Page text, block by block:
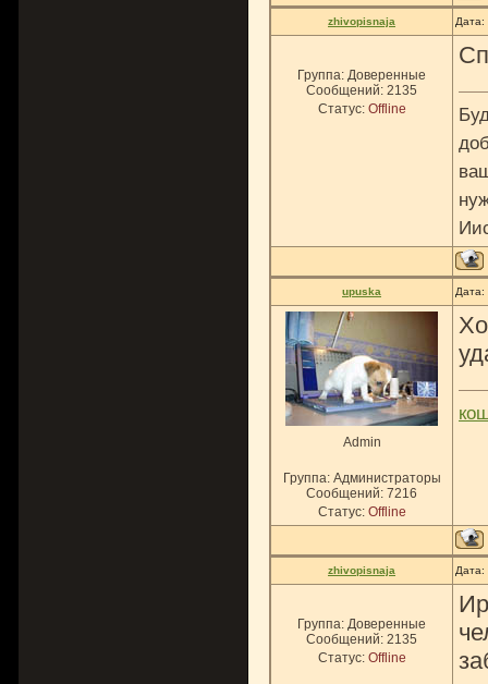
zhivopisnaja Дата:
Группа: Доверенные
Сообщений: 2135
Статус: Offline
upuska Дата:
Admin
Группа: Администраторы
Сообщений: 7216
Статус: Offline
zhivopisnaja Дата:
Группа: Доверенные
Сообщений: 2135
Статус: Offline